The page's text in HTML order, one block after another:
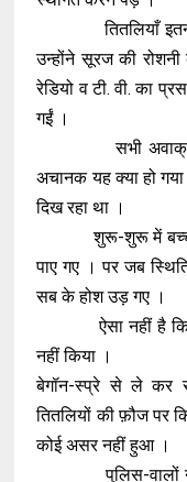
तितलियाँ इतनी
उन्होंने सूरज की
रेडियो व टी. वी. का
गईं ।
सभी अवाक् थे ।
अचानक यह क्या हो
दिख रहा था ।
शुरू-शुरू में बच्चों के
पाए गए । पर जब
सब के होश उड़ गए ।
ऐसा नहीं है कि
नहीं किया ।
बेगॉन-स्प्रे से ले कर
तितलियों की फ़ौज पर
कोई असर नहीं हुआ ।
पुलिस-वालों ने भी